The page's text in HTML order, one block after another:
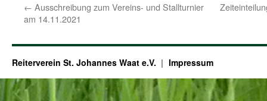
← Ausschreibung zum Vereins- und Stallturnier
am 14.11.2021
Reiterverein St. Johannes Waat e.V. Impressum